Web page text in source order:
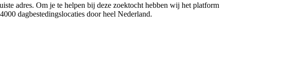
adres. Om je te helpen bij deze zoektocht hebben wij het platform
dagbestedingslocaties door heel Nederland.